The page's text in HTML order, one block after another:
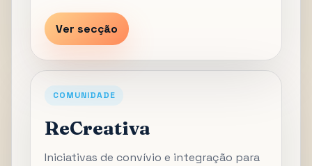
Ver secção
COMUNIDADE
ReCreativa
Iniciativas de convívio e integração para